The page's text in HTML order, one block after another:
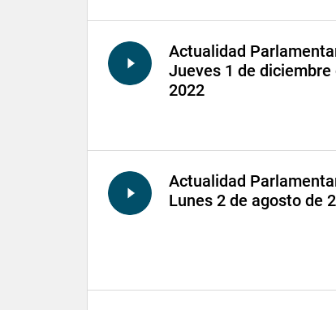
Actualidad
Jueves 1 de diciembre
2022
Actualidad
Lunes 2 de agosto de